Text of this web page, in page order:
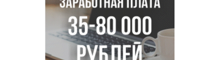
Заборы на площади Маркса сносят для новой зоны
отдыха в Новосибирске
Глава сельсовета Игорь Конах утонул у острова в
Новосибирском водохранилище